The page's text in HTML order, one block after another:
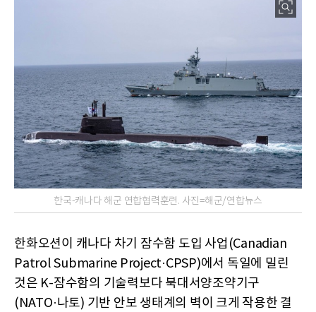
한국-캐나다 해군 연합협력훈련. 사진=해군/연합뉴스
한화오션이 캐나다 차기 잠수함 도입 사업(Canadian
Patrol Submarine Project·CPSP)에서 독일에 밀린
것은 K-잠수함의 기술력보다 북대서양조약기구
(NATO·나토) 기반 안보 생태계의 벽이 크게 작용한 결